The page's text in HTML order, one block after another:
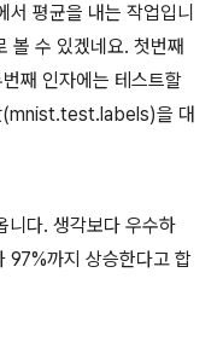
평균을 내는 작업입니
볼 수 있겠네요. 첫번째
째 인자에는 테스트할
을 대
니다. 생각보다 우수하
97%까지 상승한다고 합